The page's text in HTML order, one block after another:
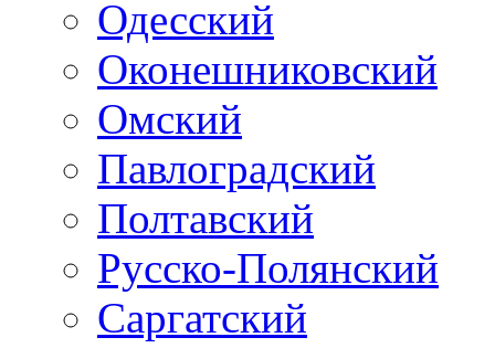
Одесский
Оконешниковский
Омский
Павлоградский
Полтавский
Русско-Полянский
Саргатский